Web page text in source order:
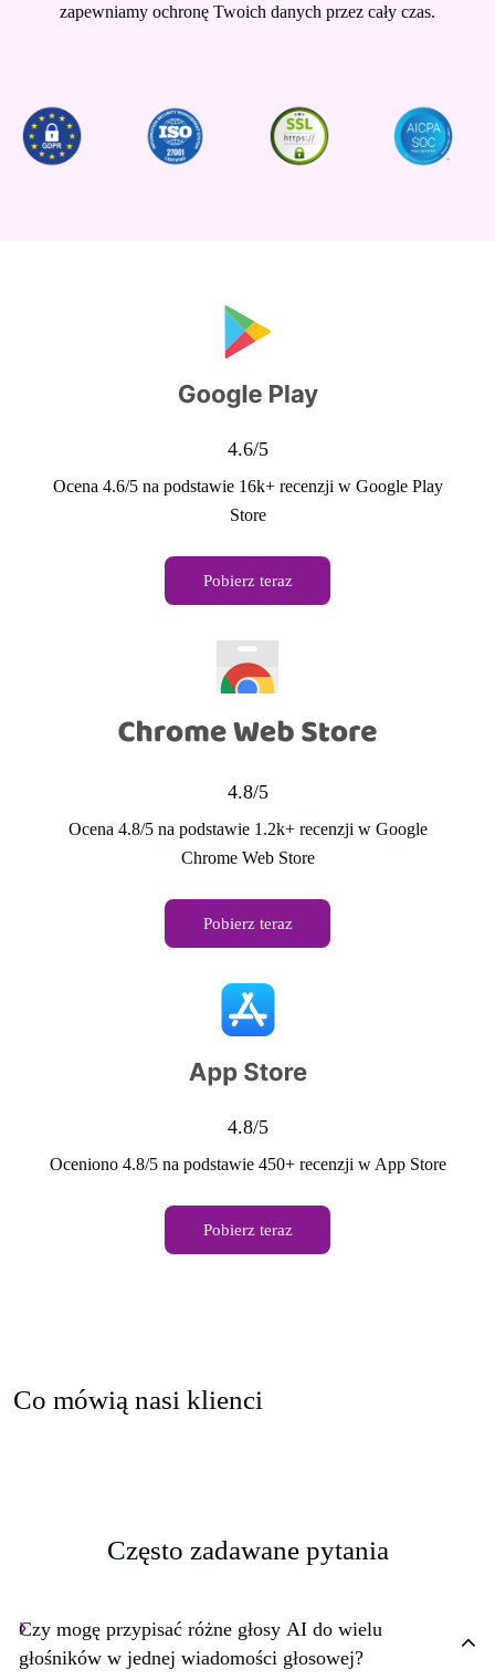
zapewniamy ochronę Twoich danych przez cały czas.
4.6/5
Ocena 4.6/5 na podstawie 16k+ recenzji w Google Play
Store
Pobierz teraz
4.8/5
Ocena 4.8/5 na podstawie 1.2k+ recenzji w Google
Chrome Web Store
Pobierz teraz
4.8/5
Oceniono 4.8/5 na podstawie 450+ recenzji w App Store
Pobierz teraz
Co mówią nasi klienci
Często zadawane pytania
Czy mogę przypisać różne głosy AI do wielu
głośników w jednej wiadomości głosowej?